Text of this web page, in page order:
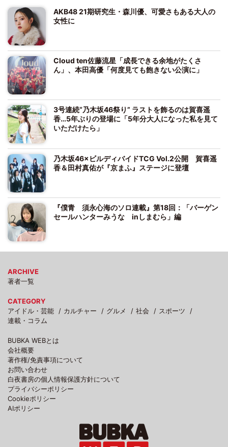
AKB48 21期研究生・森川優、可愛さもある大人の
女性に
Cloud ten佐藤流星「成長できる余地がたくさ
ん」、本田高優「何度見ても飽きない公演に」
3号連続“乃木坂46祭り” ラストを飾るのは賀喜遥
香…5年ぶりの登場に「5年分大人になった私を見て
いただけたら」
乃木坂46×ビルディバイドTCG Vol.2公開 賀喜遥
香＆田村真佑が『京まふ』ステージに登壇
『僕青 須永心海のソロ連載』第18回：「バーゲン
セールハンターみうな inしまむら」編
ARCHIVE
著者一覧
CATEGORY
アイドル・芸能
カルチャー グルメ 社会
スポーツ
連載・コラム
BUBKA WEBとは
会社概要
著作権/免責事項について
お問い合わせ
白夜書房の個人情報保護方針について
プライバシーポリシー
Cookieポリシー
AIポリシー